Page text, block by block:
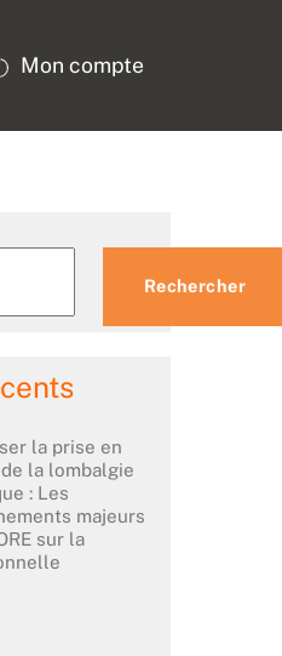
Mon compte
Rechercher
la prise en
la lombalgie
: Les
majeurs
sur la